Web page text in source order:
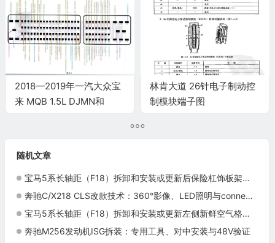
2018—2019年一汽大众宝
来 MQB 1.5L DJMN和
林肯大道 26针电子制动控
制模块端子图
随机文章
宝马5系长轴距（F18）拆卸和安装或更新后保险杠饰板架梁施工与复检标准
奔驰C/X218 CLS改款技术：360°影像、LED照明与connect me
宝马5系长轴距（F18）拆卸和安装或更新左侧新鲜空气格栅施工与复检标准
奔驰M256发动机ISG拆装：专用工具、对中安装与48V验证